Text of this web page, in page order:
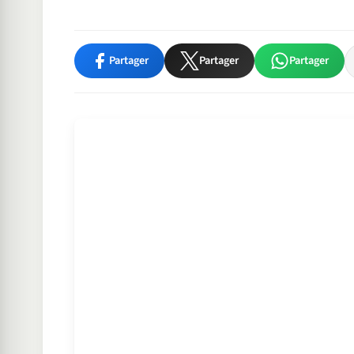
Partager Partager Partager